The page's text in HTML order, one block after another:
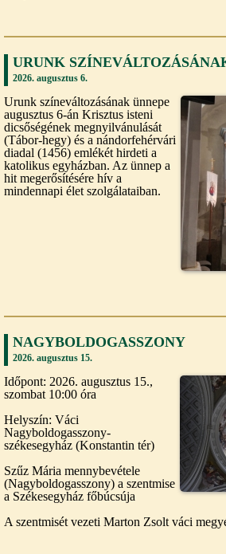
URUNK
2026. augusztus 6.
Urunk színeváltozásának ünnepe
augusztus 6-án Krisztus isteni
dicsőségének megnyilvánulását
(Tábor-hegy) és a nándorfehérvári
diadal (1456) emlékét hirdeti a
katolikus egyházban. Az ünnep a
hit megerősítésére hív a
mindennapi élet szolgálataiban.
NAGYBOLDOGASSZONY
2026. augusztus 15.
Időpont: 2026. augusztus 15.,
szombat 10:00 óra
Helyszín: Váci
Nagyboldogasszony-
székesegyház (Konstantin tér)
Szűz Mária mennybevétele
(Nagyboldogasszony) a szentmise
a Székesegyház főbúcsúja
A szentmisét vezeti Marton Zsolt váci